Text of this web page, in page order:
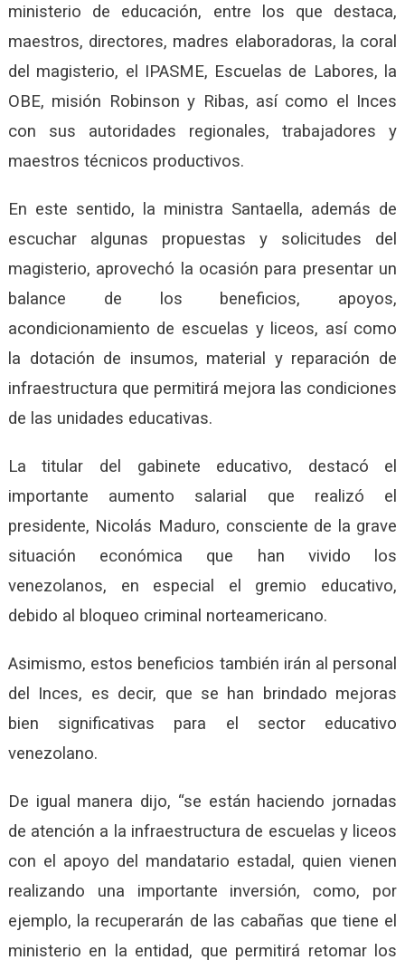
ministerio de educación, entre los que destaca,
maestros, directores, madres elaboradoras, la coral
del magisterio, el IPASME, Escuelas de Labores, la
OBE, misión Robinson y Ribas, así como el Inces
con sus autoridades regionales, trabajadores y
maestros técnicos productivos.
En este sentido, la ministra Santaella, además de
escuchar algunas propuestas y solicitudes del
magisterio, aprovechó la ocasión para presentar un
balance de los beneficios, apoyos,
acondicionamiento de escuelas y liceos, así como
la dotación de insumos, material y reparación de
infraestructura que permitirá mejora las condiciones
de las unidades educativas.
La titular del gabinete educativo, destacó el
importante aumento salarial que realizó el
presidente, Nicolás Maduro, consciente de la grave
situación económica que han vivido los
venezolanos, en especial el gremio educativo,
debido al bloqueo criminal norteamericano.
Asimismo, estos beneficios también irán al personal
del Inces, es decir, que se han brindado mejoras
bien significativas para el sector educativo
venezolano.
De igual manera dijo, “se están haciendo jornadas
de atención a la infraestructura de escuelas y liceos
con el apoyo del mandatario estadal, quien vienen
realizando una importante inversión, como, por
ejemplo, la recuperarán de las cabañas que tiene el
ministerio en la entidad, que permitirá retomar los